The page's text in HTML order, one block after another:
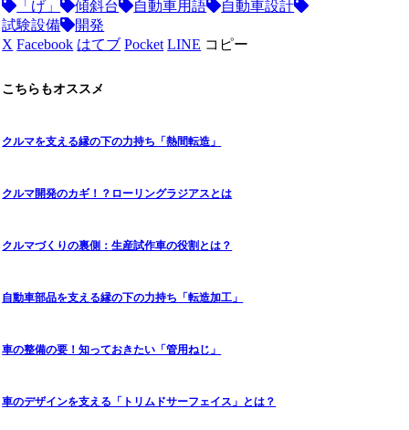
「げ」
傾斜台 自動車用語
自動車設計
試験設備
開発
X Facebook はてブ Pocket LINE コピー
こちらもオススメ
クルマを支える縁の下の力持ち「熱間転造」
クルマ開発のカギ！？ローリングラジアスとは
クルマづくりの裏側：生産試作車の役割とは？
自動車部品を支える縁の下の力持ち「転造加工」
車の整備の要！知っておきたい「管用ねじ」
車のデザインを支える「トリムドサーフェイス」とは？